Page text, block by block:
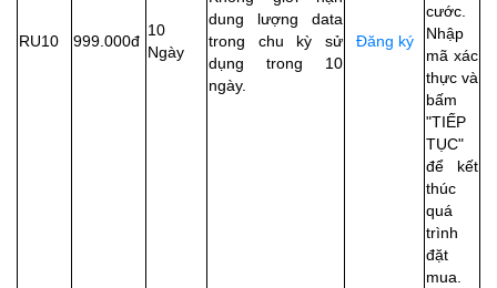
cước.
Nhập
mã xác
thực và
bấm
"TIẾP
TỤC"
để kết
thúc
quá
trình
đặt
mua.
RU10 999.000đ
10
Ngày
dung lượng data
trong chu kỳ sử
dụng trong 10
ngày.
Đăng ký